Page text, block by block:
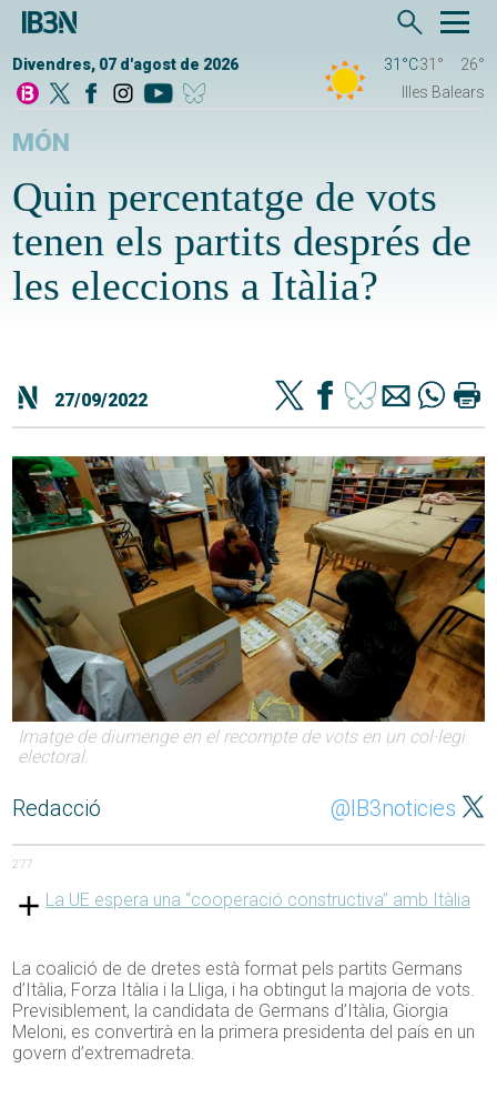
Divendres, 07 d'agost de 2026 31°C31°
26°
Illes Balears
MÓN
Quin percentatge de vots
tenen els partits després de
les eleccions a Itàlia?
27/09/2022
Imatge de diumenge en el recompte de vots en un col·legi
electoral.
Redacció @IB3noticies
277
La UE espera una “cooperació constructiva” amb Itàlia
La coalició de de dretes està format pels partits Germans
d’Itàlia, Forza Itàlia i la Lliga, i ha obtingut la majoria de vots.
Previsiblement, la candidata de Germans d’Itàlia, Giorgia
Meloni, es convertirà en la primera presidenta del país en un
govern d’extremadreta.